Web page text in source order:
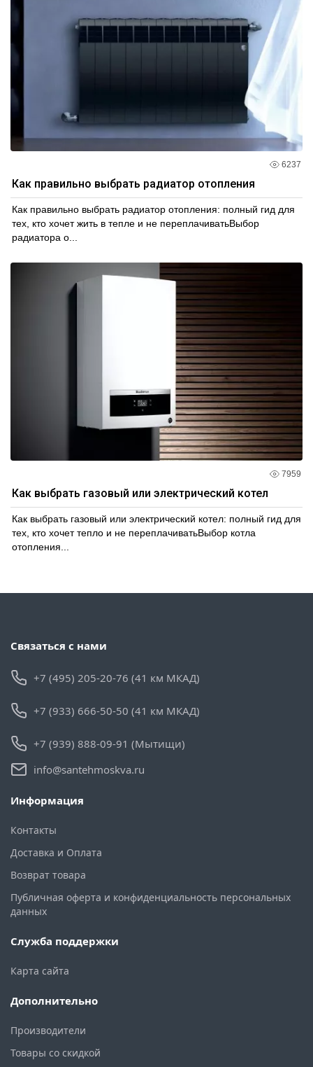
6237
Как правильно выбрать радиатор отопления
Как правильно выбрать радиатор отопления: полный гид для
тех, кто хочет жить в тепле и не переплачиватьВыбор
радиатора о...
7959
Как выбрать газовый или электрический котел
Как выбрать газовый или электрический котел: полный гид для
тех, кто хочет тепло и не переплачиватьВыбор котла
отопления...
Связаться с нами
+7 (495) 205-20-76 (41 км МКАД)
+7 (933) 666-50-50 (41 км МКАД)
+7 (939) 888-09-91 (Мытищи)
info@santehmoskva.ru
Информация
Контакты
Доставка и Оплата
Возврат товара
Публичная оферта и конфиденциальность персональных
данных
Служба поддержки
Карта сайта
Дополнительно
Производители
Товары со скидкой